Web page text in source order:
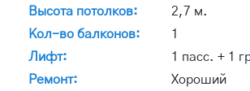
Высота потолков:
2,7 м.
Кол-во балконов:
1
Лифт:
1 пасс. + 1
Ремонт:
Хороший